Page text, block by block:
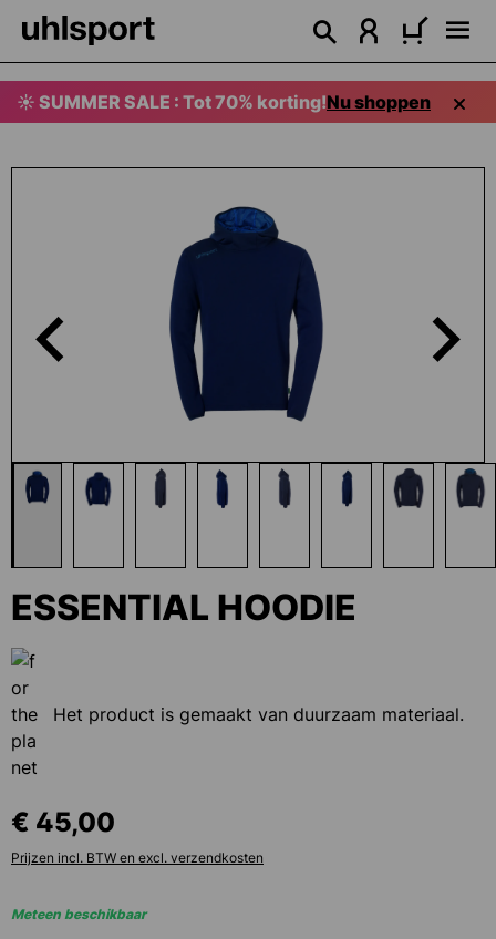
☀️ SUMMER SALE : Tot 70% korting!Nu shoppen
ESSENTIAL HOODIE
Het product is gemaakt van duurzaam materiaal.
€ 45,00
Prijzen incl. BTW en excl. verzendkosten
Meteen beschikbaar